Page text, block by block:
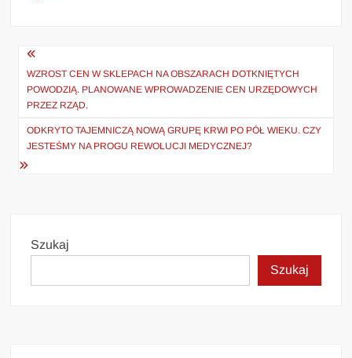
Nawigacja
wpisu
WZROST CEN W SKLEPACH NA OBSZARACH DOTKNIĘTYCH
POWODZIĄ. PLANOWANE WPROWADZENIE CEN URZĘDOWYCH
PRZEZ RZĄD.
ODKRYTO TAJEMNICZĄ NOWĄ GRUPĘ KRWI PO PÓŁ WIEKU. CZY
JESTEŚMY NA PROGU REWOLUCJI MEDYCZNEJ?
Szukaj
Szukaj